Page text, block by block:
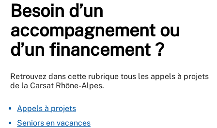
Besoin d’un
accompagnement ou
d’un financement ?
Retrouvez dans cette rubrique tous les appels à projets
de la Carsat Rhône-Alpes.
Appels à projets
Seniors en vacances